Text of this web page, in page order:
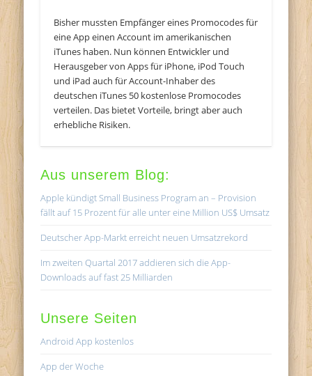
Bisher mussten Empfänger eines Promocodes für
eine App einen Account im amerikanischen
iTunes haben. Nun können Entwickler und
Herausgeber von Apps für iPhone, iPod Touch
und iPad auch für Account-Inhaber des
deutschen iTunes 50 kostenlose Promocodes
verteilen. Das bietet Vorteile, bringt aber auch
erhebliche Risiken.
Aus unserem Blog:
Apple kündigt Small Business Program an – Provision
fällt auf 15 Prozent für alle unter eine Million US$ Umsatz
Deutscher App-Markt erreicht neuen Umsatzrekord
Im zweiten Quartal 2017 addieren sich die App-
Downloads auf fast 25 Milliarden
Unsere Seiten
Android App kostenlos
App der Woche